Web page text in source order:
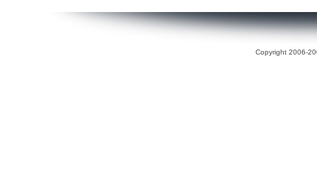
Copyright 2006-